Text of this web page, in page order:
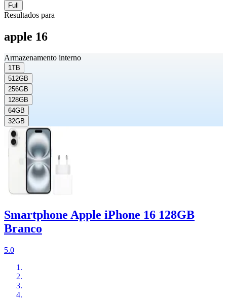
Full
Resultados para
apple 16
Armazenamento interno
1TB
512GB
256GB
128GB
64GB
32GB
Smartphone Apple iPhone 16 128GB
Branco
5.0